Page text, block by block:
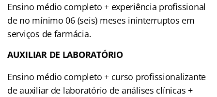
Ensino médio completo + experiência profissional
de no mínimo 06 (seis) meses ininterruptos em
serviços de farmácia.
AUXILIAR DE LABORATÓRIO
Ensino médio completo + curso profissionalizante
de auxiliar de laboratório de análises clínicas +